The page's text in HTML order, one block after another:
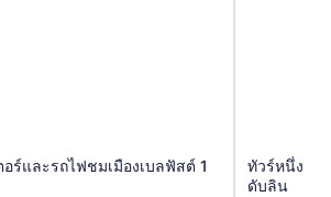
ร์และรถไฟชมเมืองเบลฟัสต์ 1
เปิดในแท็บใหม่
ทัวร์หนึ่งวัน
ดับลิน